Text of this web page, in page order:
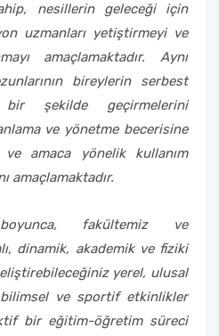
nesillerin geleceği için
uzmanları yetiştirmeyi ve
amaçlamaktadır. Aynı
bireylerin serbest
bir şekilde geçirmelerini
ve yönetme becerisine
amaca yönelik kullanım
amaçlamaktadır.
fakültemiz ve
dinamik, akademik ve fiziki
yerel, ulusal
ve sportif etkinlikler
bir eğitim-öğretim süreci